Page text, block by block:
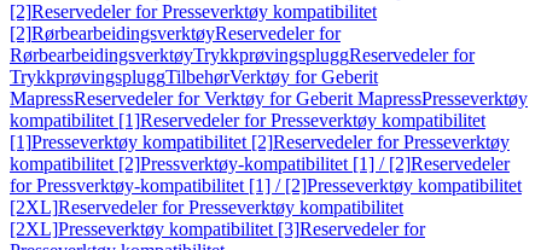
[2]Reservedeler for Presseverktøy kompatibilitet
[2]RørbearbeidingsverktøyReservedeler for
RørbearbeidingsverktøyTrykkprøvingspluggReservedeler for
TrykkprøvingspluggTilbehørVerktøy for Geberit
MapressReservedeler for Verktøy for Geberit MapressPresseverktøy
kompatibilitet [1]Reservedeler for Presseverktøy kompatibilitet
[1]Presseverktøy kompatibilitet [2]Reservedeler for Presseverktøy
kompatibilitet [2]Pressverktøy-kompatibilitet [1] / [2]Reservedeler
for Pressverktøy-kompatibilitet [1] / [2]Presseverktøy kompatibilitet
[2XL]Reservedeler for Presseverktøy kompatibilitet
[2XL]Presseverktøy kompatibilitet [3]Reservedeler for